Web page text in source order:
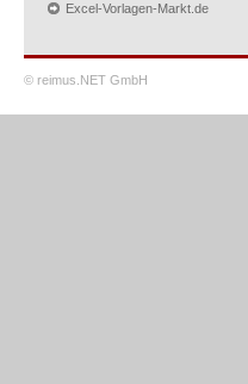
Excel-Vorlagen-Markt.de
© reimus.NET GmbH